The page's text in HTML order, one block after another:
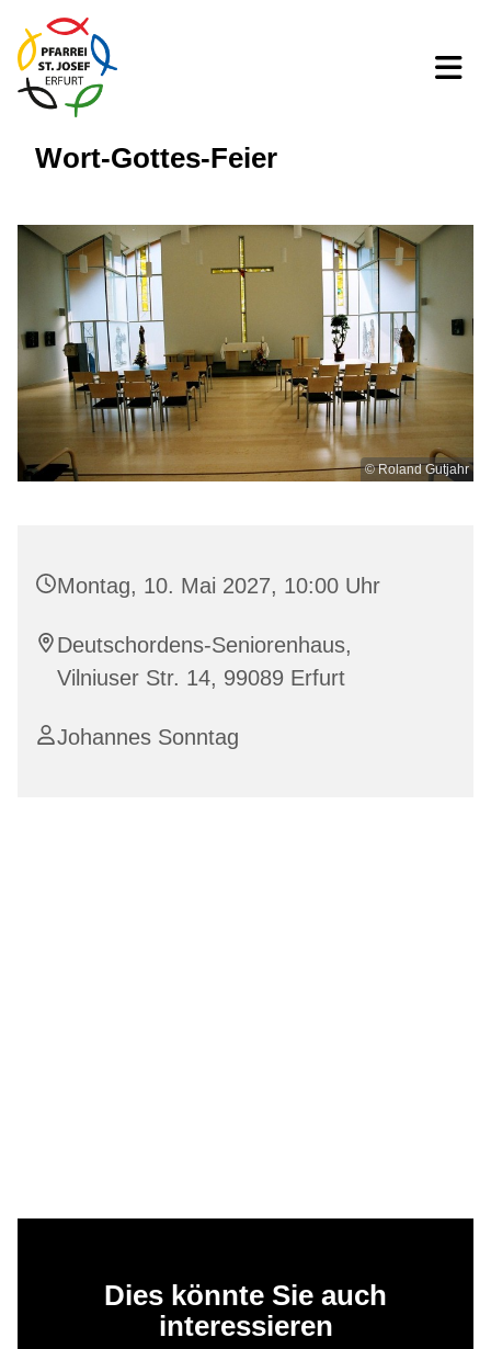
Wort-Gottes-Feier
© Roland Gutjahr
Montag, 10. Mai 2027, 10:00 Uhr
Deutschordens-Seniorenhaus,
Vilniuser Str. 14, 99089 Erfurt
Johannes Sonntag
Dies könnte Sie auch
interessieren